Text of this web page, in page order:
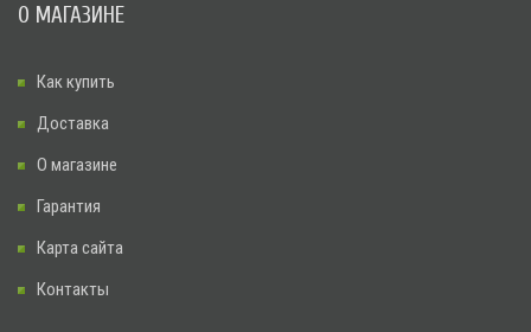
О МАГАЗИНЕ
Как купить
Доставка
О магазине
Гарантия
Карта сайта
Контакты